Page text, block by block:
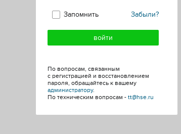
Забыли?
Запомнить
По вопросам, связанным
с регистрацией и восстановлением
пароля, обращайтесь к вашему
администратору.
По техническим вопросам - tt@hse.ru